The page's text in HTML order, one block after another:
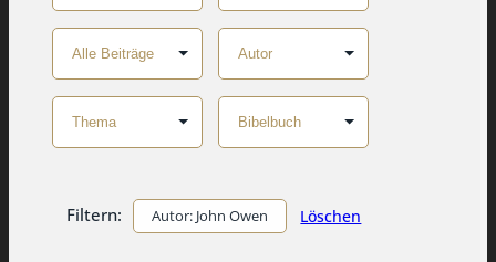
Filtern: Autor: John Owen Löschen